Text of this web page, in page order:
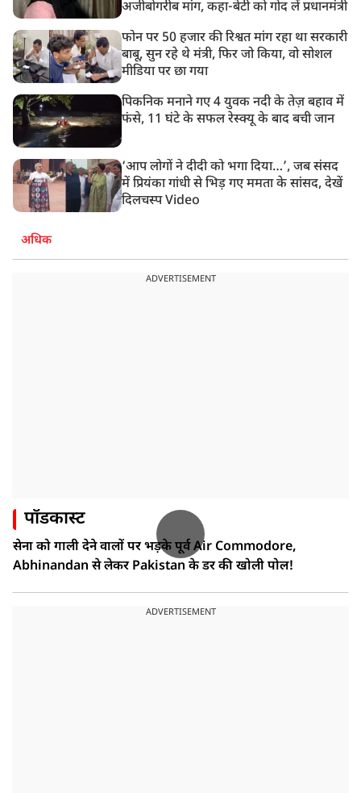
अजीबोगरीब मांग, कहा-बेटी को गोद लें प्रधानमंत्री
फोन पर 50 हजार की रिश्वत मांग रहा था सरकारी
बाबू, सुन रहे थे मंत्री, फिर जो किया, वो सोशल
मीडिया पर छा गया
पिकनिक मनाने गए 4 युवक नदी के तेज़ बहाव में
फंसे, 11 घंटे के सफल रेस्क्यू के बाद बची जान
‘आप लोगों ने दीदी को भगा दिया…’, जब संसद
में प्रियंका गांधी से भिड़ गए ममता के सांसद, देखें
दिलचस्प Video
अधिक
ADVERTISEMENT
पॉडकास्ट
सेना को गाली देने वालों पर भड़के पूर्व Air Commodore,
Abhinandan से लेकर Pakistan के डर की खोली पोल!
ADVERTISEMENT